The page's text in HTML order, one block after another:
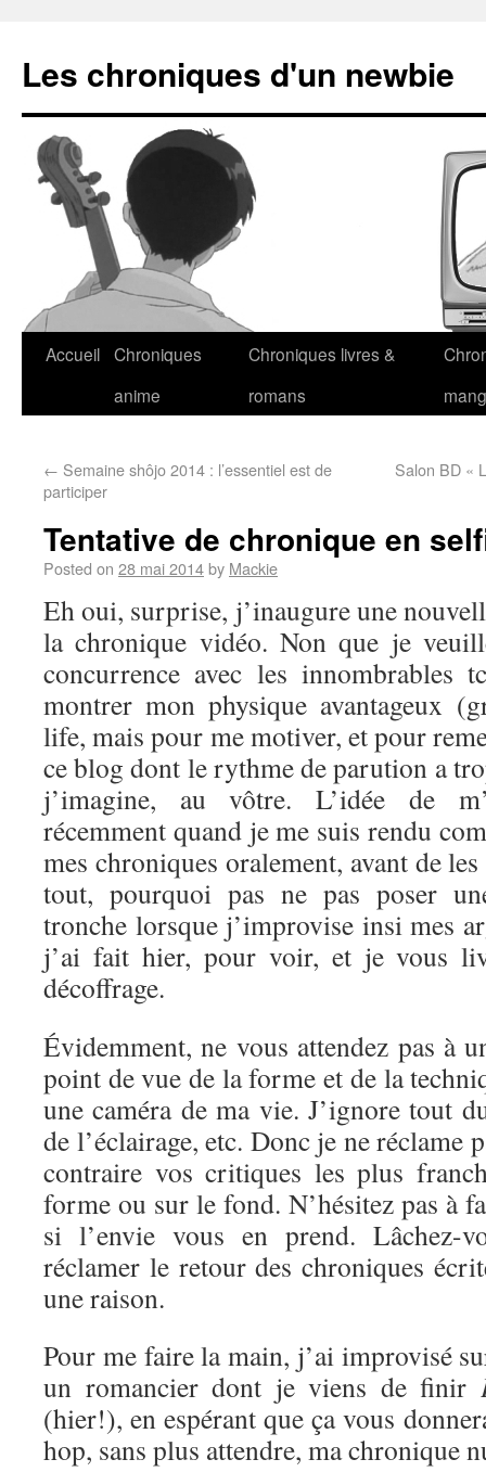
Les chroniques d'un newbie
Accueil Chroniques
anime
Chroniques livres &
romans
← Semaine shôjo 2014 : l’essentiel est de
participer
Salon BD «
Tentative de chronique en
Posted on 28 mai 2014by Mackie
Eh oui, surprise, j’inaugure une
la chronique vidéo. Non que je
concurrence avec les innombrables
montrer mon physique avantageux
life, mais pour me motiver, et pour
ce blog dont le rythme de parution a
j’imagine, au vôtre. L’idée de
récemment quand je me suis rendu
mes chroniques oralement, avant de
tout, pourquoi pas ne pas poser
tronche lorsque j’improvise insi mes
j’ai fait hier, pour voir, et je vous
décoffrage.
Évidemment, ne vous attendez pas à
point de vue de la forme et de la
une caméra de ma vie. J’ignore tout
de l’éclairage, etc. Donc je ne réclame
contraire vos critiques les plus
forme ou sur le fond. N’hésitez pas à
si l’envie vous en prend. Lâchez-
réclamer le retour des chroniques
une raison.
Pour me faire la main, j’ai improvisé
un romancier dont je viens de finir
(hier!), en espérant que ça vous
hop, sans plus attendre, ma chronique